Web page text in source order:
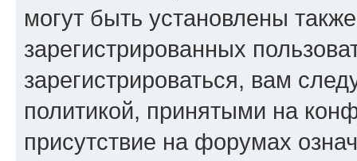
могут быть установлены
зарегистрированных
зарегистрироваться, вам
политикой, принятыми на
присутствие на форумах